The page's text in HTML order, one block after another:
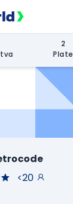
2
Plate
<20